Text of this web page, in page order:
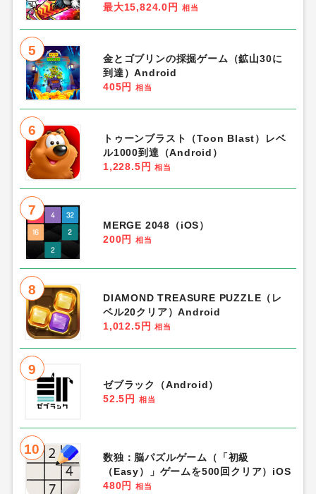
最大15,824.0円
相当
5
金とゴブリンの採掘ゲーム（鉱山30に
到達）Android
405円
相当
6
トゥーンブラスト（Toon Blast）レベ
ル1000到達（Android）
1,228.5円
相当
7
MERGE 2048（iOS）
200円
相当
8
DIAMOND TREASURE PUZZLE（レ
ベル20クリア）Android
1,012.5円
相当
9
ゼブラック（Android）
52.5円
相当
10
数独：脳パズルゲーム（「初級
（Easy）」ゲームを500回クリア）iOS
480円
相当